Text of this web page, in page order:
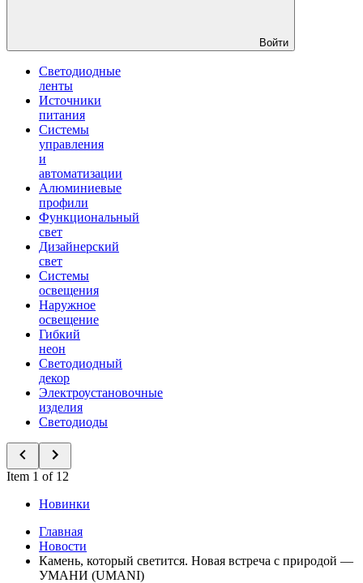
Войти
Светодиодные
ленты
Источники
питания
Системы
управления
и
автоматизации
Алюминиевые
профили
Функциональный
свет
Дизайнерский
свет
Системы
освещения
Наружное
освещение
Гибкий
неон
Светодиодный
декор
Электроустановочные
изделия
Светодиоды
Item 1 of 12
Новинки
Главная
Новости
Камень, который светится. Новая встреча с природой —
УМАНИ (UMANI)